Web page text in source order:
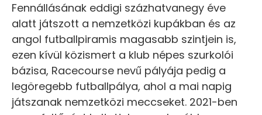
Fennállásának eddigi százhatvanegy éve
alatt játszott a nemzetközi kupákban és az
angol futballpiramis magasabb szintjein is,
ezen kívül közismert a klub népes szurkolói
bázisa, Racecourse nevű pályája pedig a
legöregebb futballpálya, ahol a mai napig
játszanak nemzetközi meccseket. 2021-ben